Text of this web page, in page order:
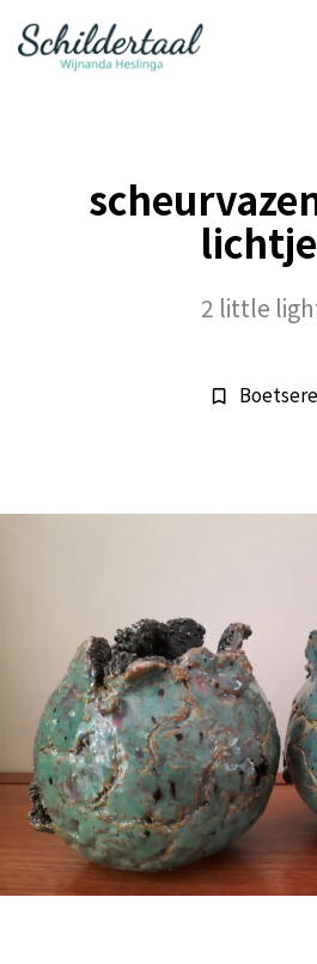
2 little
bookmark_border